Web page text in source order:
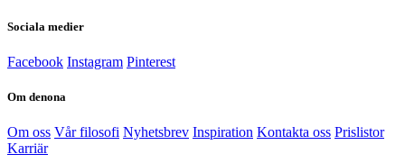
Sociala medier
Facebook Instagram Pinterest
Om denona
Om oss Vår filosofi Nyhetsbrev Inspiration Kontakta oss Prislistor
Karriär